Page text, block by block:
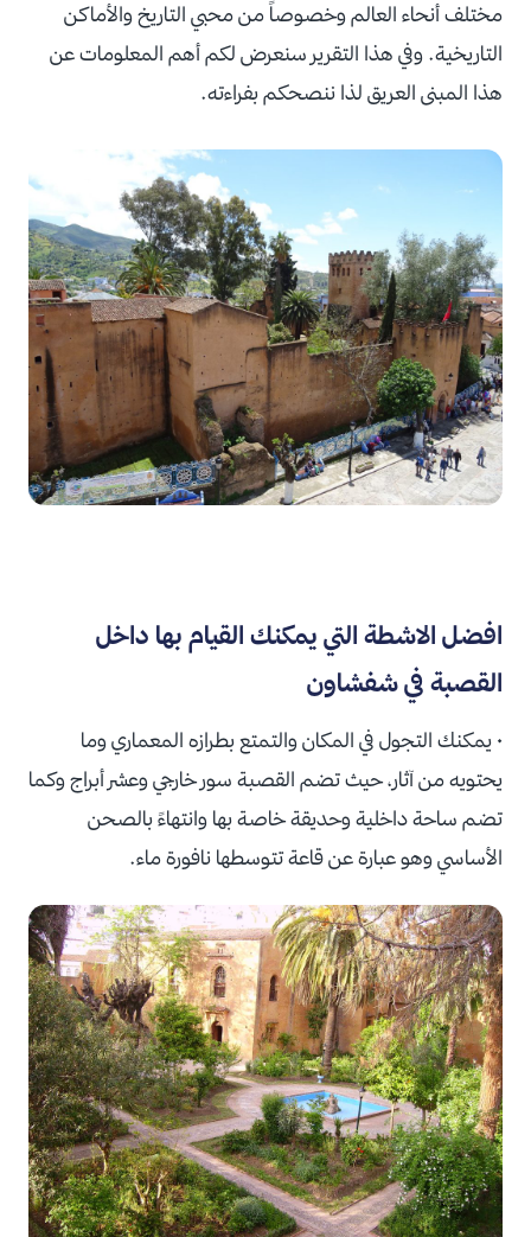
مختلف أنحاء العالم وخصوصاً من محبي التاريخ والأماكن
التاريخية. وفي هذا التقرير سنعرض لكم أهم المعلومات عن
هذا المبنى العريق لذا ننصحكم بفراءته.
افضل الاشطة التي يمكنك القيام بها داخل
القصبة في شفشاون
• يمكنك التجول في المكان والتمتع بطرازه المعماري وما
يحتويه من آثار، حيث تضم القصبة سور خارجي وعشر أبراج وكما
تضم ساحة داخلية وحديقة خاصة بها وانتهاءً بالصحن
الأساسي وهو عبارة عن قاعة تتوسطها نافورة ماء.